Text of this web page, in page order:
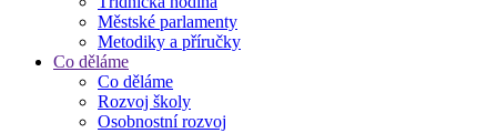
Městské parlamenty
Metodiky a příručky
Co děláme
Co děláme
Rozvoj školy
Osobnostní rozvoj